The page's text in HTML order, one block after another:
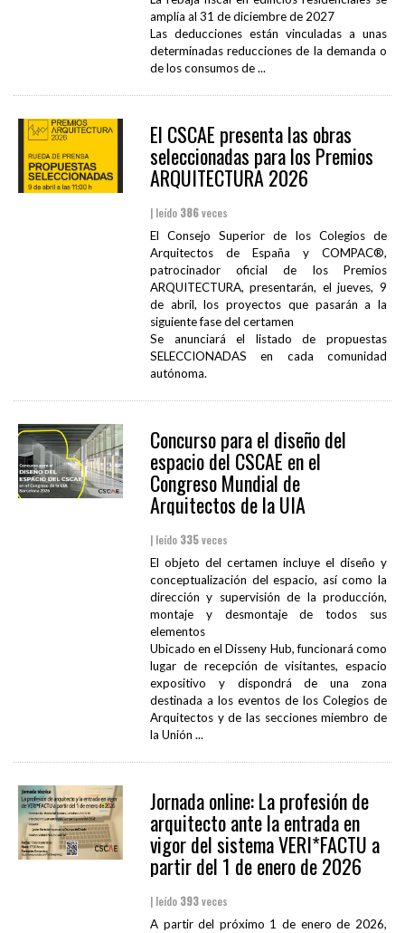
amplía al 31 de diciembre de 2027
Las deducciones están vinculadas a unas
determinadas reducciones de la demanda o
de los consumos de ...
El CSCAE presenta las obras
seleccionadas para los Premios
ARQUITECTURA 2026
| leído 386veces
El Consejo Superior de los Colegios de
Arquitectos de España y COMPAC®,
patrocinador oficial de los Premios
ARQUITECTURA, presentarán, el jueves, 9
de abril, los proyectos que pasarán a la
siguiente fase del certamen
Se anunciará el listado de propuestas
SELECCIONADAS en cada comunidad
autónoma.
Concurso para el diseño del
espacio del CSCAE en el
Congreso Mundial de
Arquitectos de la UIA
| leído 335veces
El objeto del certamen incluye el diseño y
conceptualización del espacio, así como la
dirección y supervisión de la producción,
montaje y desmontaje de todos sus
elementos
Ubicado en el Disseny Hub, funcionará como
lugar de recepción de visitantes, espacio
expositivo y dispondrá de una zona
destinada a los eventos de los Colegios de
Arquitectos y de las secciones miembro de
la Unión ...
Jornada online: La profesión de
arquitecto ante la entrada en
vigor del sistema VERI*FACTU a
partir del 1 de enero de 2026
| leído 393veces
A partir del próximo 1 de enero de 2026,